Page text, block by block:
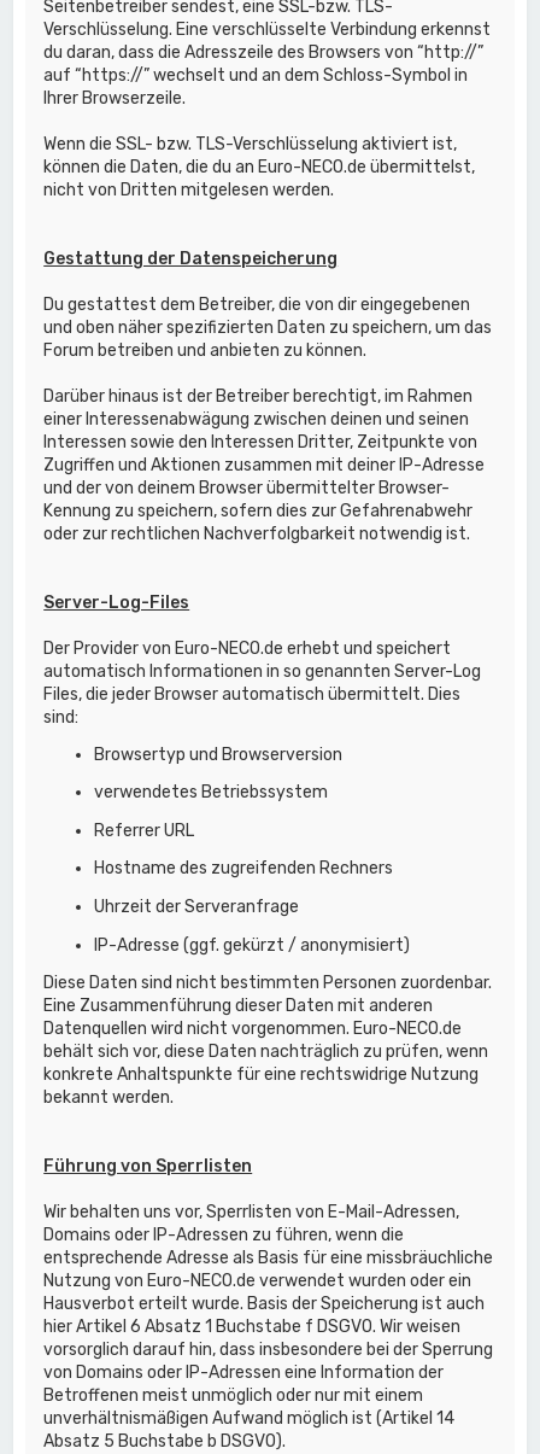
Seitenbetreiber sendest, eine SSL-bzw. TLS-
Verschlüsselung. Eine verschlüsselte Verbindung erkennst
du daran, dass die Adresszeile des Browsers von “http://”
auf “https://” wechselt und an dem Schloss-Symbol in
Ihrer Browserzeile.
Wenn die SSL- bzw. TLS-Verschlüsselung aktiviert ist,
können die Daten, die du an Euro-NECO.de übermittelst,
nicht von Dritten mitgelesen werden.
Gestattung der Datenspeicherung
Du gestattest dem Betreiber, die von dir eingegebenen
und oben näher spezifizierten Daten zu speichern, um das
Forum betreiben und anbieten zu können.
Darüber hinaus ist der Betreiber berechtigt, im Rahmen
einer Interessenabwägung zwischen deinen und seinen
Interessen sowie den Interessen Dritter, Zeitpunkte von
Zugriffen und Aktionen zusammen mit deiner IP-Adresse
und der von deinem Browser übermittelter Browser-
Kennung zu speichern, sofern dies zur Gefahrenabwehr
oder zur rechtlichen Nachverfolgbarkeit notwendig ist.
Server-Log-Files
Der Provider von Euro-NECO.de erhebt und speichert
automatisch Informationen in so genannten Server-Log
Files, die jeder Browser automatisch übermittelt. Dies
sind:
Browsertyp und Browserversion
verwendetes Betriebssystem
Referrer URL
Hostname des zugreifenden Rechners
Uhrzeit der Serveranfrage
IP-Adresse (ggf. gekürzt / anonymisiert)
Diese Daten sind nicht bestimmten Personen zuordenbar.
Eine Zusammenführung dieser Daten mit anderen
Datenquellen wird nicht vorgenommen. Euro-NECO.de
behält sich vor, diese Daten nachträglich zu prüfen, wenn
konkrete Anhaltspunkte für eine rechtswidrige Nutzung
bekannt werden.
Führung von Sperrlisten
Wir behalten uns vor, Sperrlisten von E-Mail-Adressen,
Domains oder IP-Adressen zu führen, wenn die
entsprechende Adresse als Basis für eine missbräuchliche
Nutzung von Euro-NECO.de verwendet wurden oder ein
Hausverbot erteilt wurde. Basis der Speicherung ist auch
hier Artikel 6 Absatz 1 Buchstabe f DSGVO. Wir weisen
vorsorglich darauf hin, dass insbesondere bei der Sperrung
von Domains oder IP-Adressen eine Information der
Betroffenen meist unmöglich oder nur mit einem
unverhältnismäßigen Aufwand möglich ist (Artikel 14
Absatz 5 Buchstabe b DSGVO).